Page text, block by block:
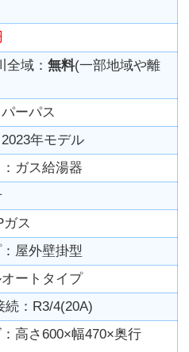
全域：無料(一部地域や離
ーパス
年モデル
ガス給湯器
ガス
屋外壁掛型
ートタイプ
続：R3/4(20A)
高さ600×幅470×奥行